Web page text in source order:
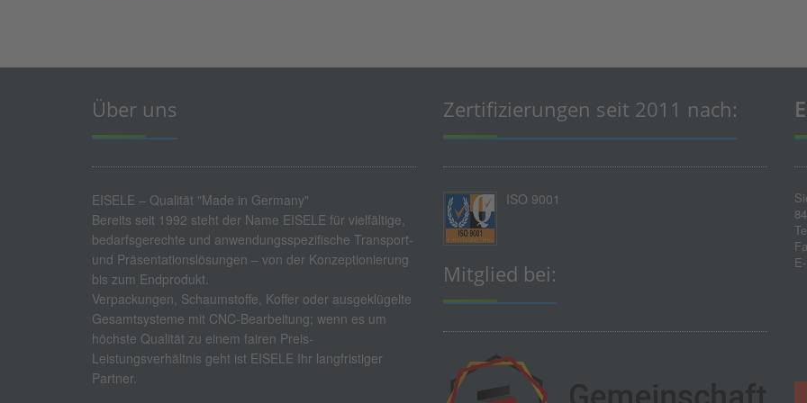
Über uns
EISELE – Qualität "Made in Germany"
Bereits seit 1992 steht der Name EISELE für vielfältige,
bedarfsgerechte und anwendungsspezifische Transport-
und Präsentationslösungen – von der Konzeptionierung
bis zum Endprodukt.
Verpackungen, Schaumstoffe, Koffer oder ausgeklügelte
Gesamtsysteme mit CNC-Bearbeitung; wenn es um
höchste Qualität zu einem fairen Preis-
Leistungsverhältnis geht ist EISELE Ihr langfristiger
Partner.
Zertifizierungen seit 2011 nach:
ISO 9001
Mitglied bei: